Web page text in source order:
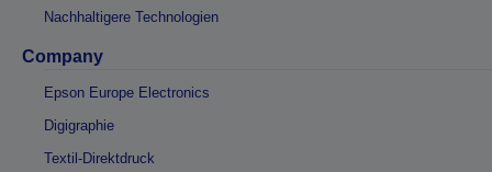
Nachhaltigere Technologien
Company
Epson Europe Electronics
Digigraphie
Textil-Direktdruck